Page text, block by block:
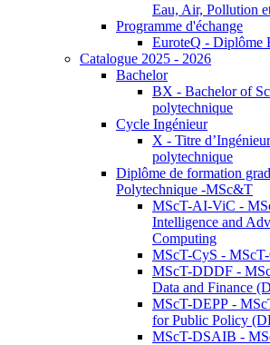
Eau, Air, Pollution
Programme d'échange
EuroteQ - Diplôme
Catalogue 2025 - 2026
Bachelor
BX - Bachelor of
polytechnique
Cycle Ingénieur
X - Titre
polytechnique
Diplôme de formation
Polytechnique -MSc&T
MScT-AI-ViC -
Intelligence and
Computing
MScT-CyS -
MScT-DDDF -
Data and Finance
MScT-DEPP -
for Public Policy
MScT-DSAIB -